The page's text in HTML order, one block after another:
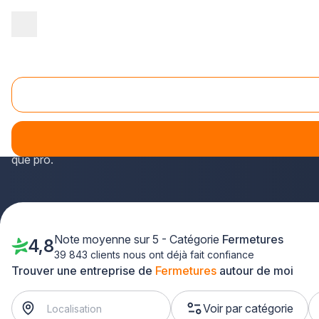
Fermetures
Dénichezles meilleurs artisans spécialistes en
matière de portes, volets, fenêtres et plus encore.
votre projet porte sur la
,
que pro.
Trouver une entreprise de Fermetures autour de moi
Voir par catégorie
4,8Note moyenne sur 5 - Catégorie Fermetures
39 843 clients nous ont déjà fait confiance